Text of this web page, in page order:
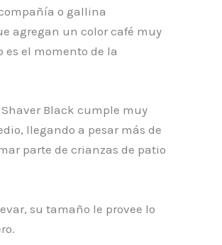
o gallina
agregan un color café muy
el momento de la
Black cumple muy
llegando a pesar más de
parte de crianzas de patio
su tamaño le provee lo